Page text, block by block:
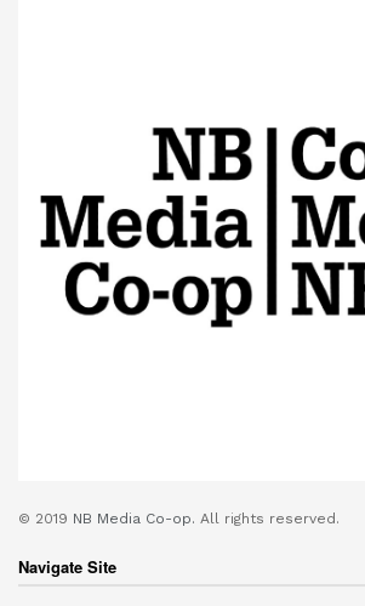
© 2019 NB Media Co-op. All rights reserved.
Navigate Site